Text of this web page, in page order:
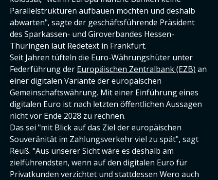
Parallelstrukturen aufbauen möchten und deshalb
abwarten", sagte der geschäftsführende Präsident
des Sparkassen- und Giroverbandes Hessen-
Thüringen laut Redetext in Frankfurt.
Seit Jahren tüfteln die Euro-Währungshüter unter
Federführung der Europäischen Zentralbank (EZB) an
einer digitalen Variante der europäischen
Gemeinschaftswährung. Mit einer Einführung eines
digitalen Euro ist nach letzten öffentlichen Aussagen
nicht vor Ende 2028 zu rechnen.
Das sei "mit Blick auf das Ziel der europäischen
Souveränität im Zahlungsverkehr viel zu spät", sagt
Reuß. "Aus unserer Sicht wäre es deshalb am
zielführendsten, wenn auf den digitalen Euro für
Privatkunden verzichtet und stattdessen Wero auch